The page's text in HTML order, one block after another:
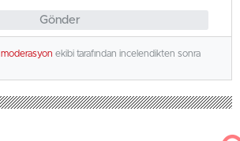
Gönder
moderasyon ekibi tarafından incelendikten sonra